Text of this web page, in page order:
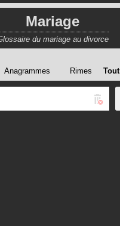
Mariage
du mariage au divorce
Anagrammes Rimes Tout